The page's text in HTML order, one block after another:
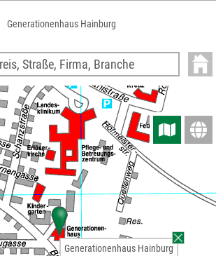
Generationenhaus Hainburg
Generationenhaus Hainburg